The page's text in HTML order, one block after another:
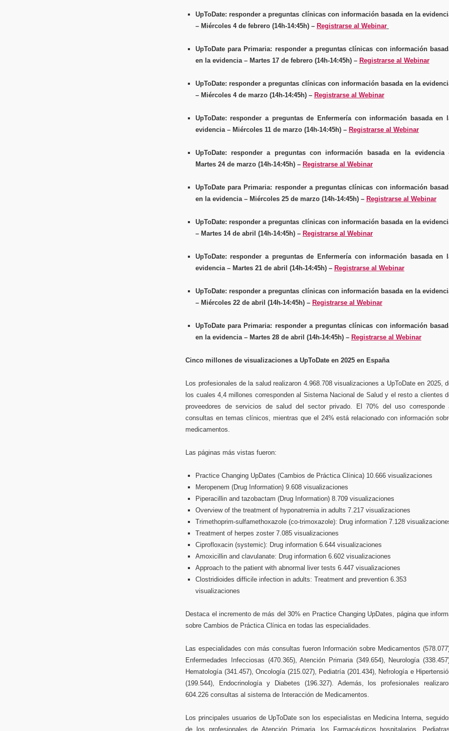
UpToDate: responder a preguntas clínicas con información basada en la
– Miércoles 4 de febrero (14h-14:45h) – Registrarse al Webinar
UpToDate para Primaria: responder a preguntas clínicas con información
en la evidencia – Martes 17 de febrero (14h-14:45h) – Registrarse al Webinar
UpToDate: responder a preguntas clínicas con información basada en la
– Miércoles 4 de marzo (14h-14:45h) – Registrarse al Webinar
UpToDate: responder a preguntas de Enfermería con información basada en
evidencia – Miércoles 11 de marzo (14h-14:45h) – Registrarse al Webinar
UpToDate: responder a preguntas con información basada en la evidencia
Martes 24 de marzo (14h-14:45h) – Registrarse al Webinar
UpToDate para Primaria: responder a preguntas clínicas con información
en la evidencia – Miércoles 25 de marzo (14h-14:45h) – Registrarse al Webinar
UpToDate: responder a preguntas clínicas con información basada en la
– Martes 14 de abril (14h-14:45h) – Registrarse al Webinar
UpToDate: responder a preguntas de Enfermería con información basada en
evidencia – Martes 21 de abril (14h-14:45h) – Registrarse al Webinar
UpToDate: responder a preguntas clínicas con información basada en la
– Miércoles 22 de abril (14h-14:45h) – Registrarse al Webinar
UpToDate para Primaria: responder a preguntas clínicas con información
en la evidencia – Martes 28 de abril (14h-14:45h) – Registrarse al Webinar
Cinco millones de visualizaciones a UpToDate en 2025 en España
Los profesionales de la salud realizaron 4.968.708 visualizaciones a UpToDate en 2025,
los cuales 4,4 millones corresponden al Sistema Nacional de Salud y el resto a clientes
proveedores de servicios de salud del sector privado. El 70% del uso corresponde
consultas en temas clínicos, mientras que el 24% está relacionado con información
medicamentos.
Las páginas más vistas fueron:
Practice Changing UpDates (Cambios de Práctica Clínica) 10.666 visualizaciones
Meropenem (Drug Information) 9.608 visualizaciones
Piperacillin and tazobactam (Drug Information) 8.709 visualizaciones
Overview of the treatment of hyponatremia in adults 7.217 visualizaciones
Trimethoprim-sulfamethoxazole (co-trimoxazole): Drug information 7.128
Treatment of herpes zoster 7.085 visualizaciones
Ciprofloxacin (systemic): Drug information 6.644 visualizaciones
Amoxicillin and clavulanate: Drug information 6.602 visualizaciones
Approach to the patient with abnormal liver tests 6.447 visualizaciones
Clostridioides difficile infection in adults: Treatment and prevention 6.353
visualizaciones
Destaca el incremento de más del 30% en Practice Changing UpDates, página que
sobre Cambios de Práctica Clínica en todas las especialidades.
Las especialidades con más consultas fueron Información sobre Medicamentos
Enfermedades Infecciosas (470.365), Atención Primaria (349.654), Neurología
Hematología (341.457), Oncología (215.027), Pediatría (201.434), Nefrología e
(199.544), Endocrinología y Diabetes (196.327). Además, los profesionales
604.226 consultas al sistema de Interacción de Medicamentos.
Los principales usuarios de UpToDate son los especialistas en Medicina Interna,
de los profesionales de Atención Primaria, los Farmacéuticos hospitalarios, Pediatras,